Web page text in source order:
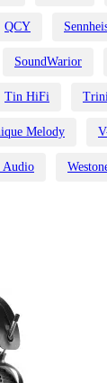
QCY
SoundWarior
Tin HiFi
Melody
Audio